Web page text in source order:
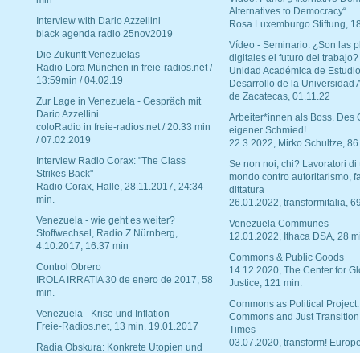
Interview with Dario Azzellini
black agenda radio 25nov2019
Die Zukunft Venezuelas
Radio Lora München in freie-radios.net /
13:59min / 04.02.19
Zur Lage in Venezuela - Gespräch mit
Dario Azzellini
coloRadio in freie-radios.net / 20:33 min
/ 07.02.2019
Interview Radio Corax: "The Class
Strikes Back"
Radio Corax, Halle, 28.11.2017, 24:34
min.
Venezuela - wie geht es weiter?
Stoffwechsel, Radio Z Nürnberg,
4.10.2017, 16:37 min
Control Obrero
IROLA IRRATIA 30 de enero de 2017, 58
min.
Venezuela - Krise und Inflation
Freie-Radios.net, 13 min. 19.01.2017
Radia Obskura: Konkrete Utopien und
Alternatives to Democracy“
Rosa Luxemburgo Stiftung,
Vídeo - Seminario: ¿Son las
digitales el futuro del trabajo?
Unidad Académica de
Desarrollo de la Universidad
de Zacatecas, 01.11.22
Arbeiter*innen als Boss. Des
eigener Schmied!
22.3.2022, Mirko Schultze, 86
Se non noi, chi? Lavoratori di
mondo contro autoritarismo,
dittatura
26.01.2022, transformitalia,
Venezuela Communes
12.01.2022, Ithaca DSA, 28
Commons & Public Goods
14.12.2020, The Center for
Justice, 121 min.
Commons as Political Project:
Commons and Just
Times
03.07.2020, transform!